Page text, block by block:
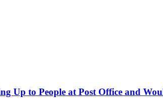
Up to People at Post Office and